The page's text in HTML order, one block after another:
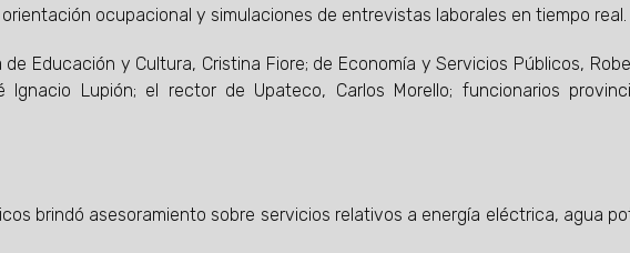
ocupacional y simulaciones de entrevistas laborales en tiempo real.
Educación y Cultura, Cristina Fiore; de Economía y Servicios Públicos,
Ignacio Lupión; el rector de Upateco, Carlos Morello; funcionarios
brindó asesoramiento sobre servicios relativos a energía eléctrica, agua